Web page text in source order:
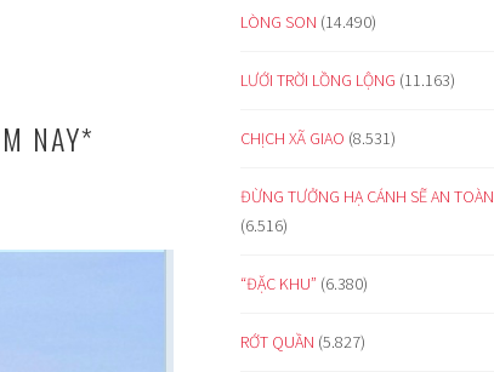
NAY*
LÒNG SON (14.490)
LƯỚI TRỜI LỒNG LỘNG (11.163)
CHỊCH XÃ GIAO (8.531)
ĐỪNG TƯỞNG HẠ CÁNH SẼ AN TOÀN
(6.516)
“ĐẶC KHU” (6.380)
RỚT QUẦN (5.827)